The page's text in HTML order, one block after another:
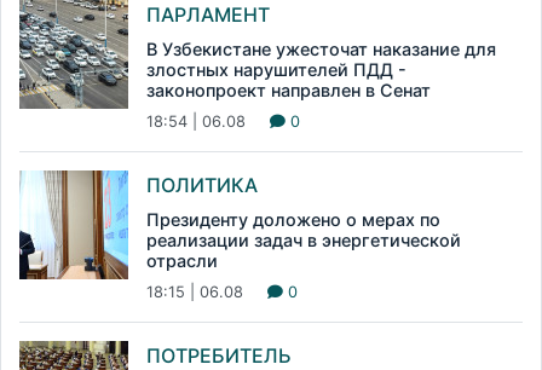
ПАРЛАМЕНТ
В Узбекистане ужесточат наказание для
злостных нарушителей ПДД -
законопроект направлен в Сенат
18:54 | 06.08 0
ПОЛИТИКА
Президенту доложено о мерах по
реализации задач в энергетической
отрасли
18:15 | 06.08 0
ПОТРЕБИТЕЛЬ